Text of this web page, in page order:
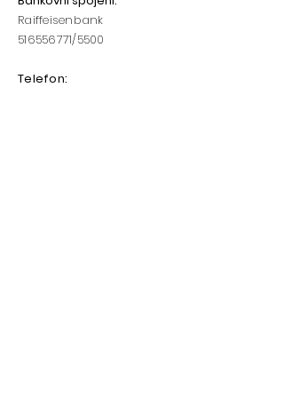
Raiffeisenbank
516556771/5500​​
Telefon: